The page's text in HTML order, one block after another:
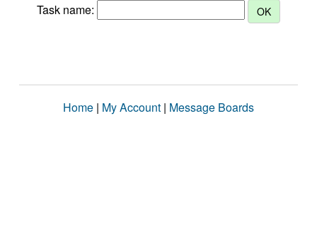
Task name:
Home | My Account | Message Boards